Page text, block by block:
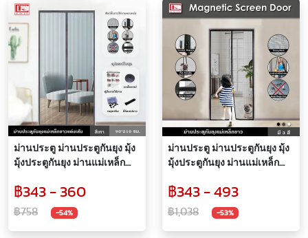
ม่านประตู ม่านประตูกันยุง มุ้ง
มุ้งประตูกันยุง ม่านแม่เหล็ก
แต่งเส้น ไฟเบอร์กลาส ไม่ขาด
ง่าย ปิดอัตโนมัติ
฿343 - 360
฿758 -54%
ม่านประตู ม่านประตูกันยุง มุ้ง
มุ้งประตูกันยุง ม่านแม่เหล็ก
ไฟเบอร์กลาส ไม่ขาดง่าย ปิด
อัตโนมัติ มี 3 สี
฿343 - 493
฿1,038 -53%